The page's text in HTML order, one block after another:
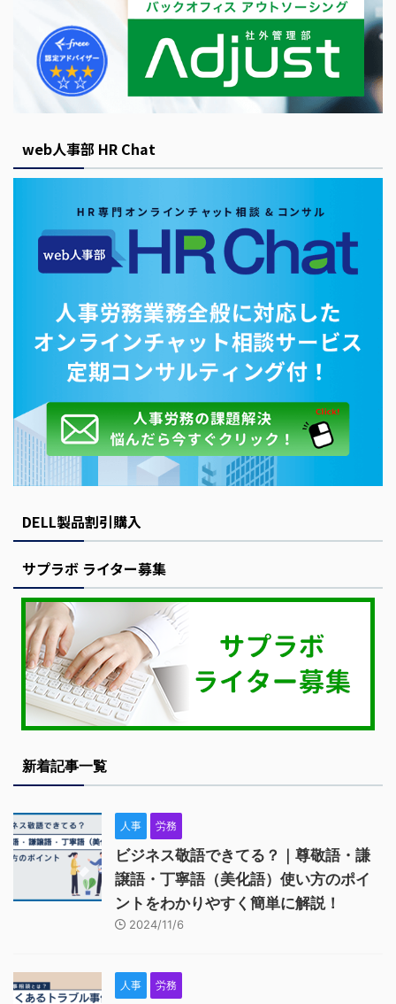
web人事部 HR Chat
DELL製品割引購入
サプラボ ライター募集
新着記事一覧
人事 労務
ビジネス敬語できてる？｜尊敬語・謙
譲語・丁寧語（美化語）使い方のポイ
ントをわかりやすく簡単に解説！
2024/11/6
人事 労務